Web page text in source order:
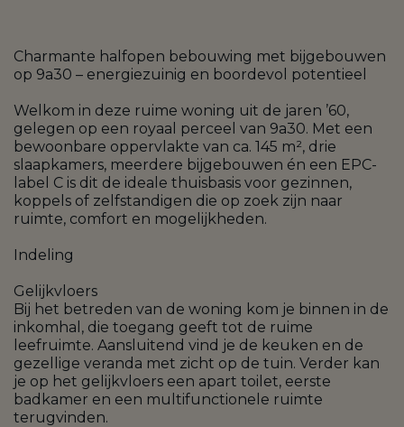
Charmante halfopen bebouwing met bijgebouwen
op 9a30 – energiezuinig en boordevol potentieel
Welkom in deze ruime woning uit de jaren ’60,
gelegen op een royaal perceel van 9a30. Met een
bewoonbare oppervlakte van ca. 145 m², drie
slaapkamers, meerdere bijgebouwen én een EPC-
label C is dit de ideale thuisbasis voor gezinnen,
koppels of zelfstandigen die op zoek zijn naar
ruimte, comfort en mogelijkheden.
Indeling
Gelijkvloers
Bij het betreden van de woning kom je binnen in de
inkomhal, die toegang geeft tot de ruime
leefruimte. Aansluitend vind je de keuken en de
gezellige veranda met zicht op de tuin. Verder kan
je op het gelijkvloers een apart toilet, eerste
badkamer en een multifunctionele ruimte
terugvinden.